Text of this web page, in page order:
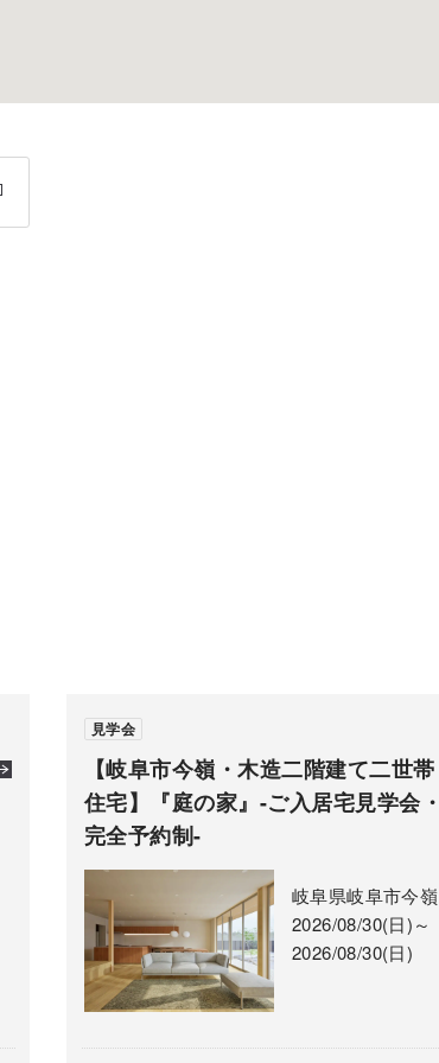
【岐阜市今嶺・木造二階建て二世帯
住宅】『庭の家』-ご入居宅見学会・
完全予約制-
見学会
岐阜県岐阜市今嶺
2026/08/30(日)～
2026/08/30(日)